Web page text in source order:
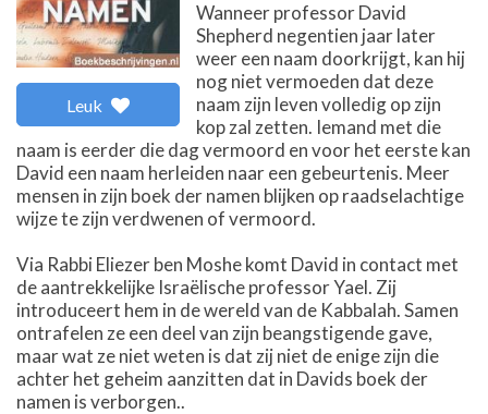
Leuk
Wanneer professor David
Shepherd negentien jaar later
weer een naam doorkrijgt, kan hij
nog niet vermoeden dat deze
naam zijn leven volledig op zijn
kop zal zetten. Iemand met die
naam is eerder die dag vermoord en voor het eerste kan
David een naam herleiden naar een gebeurtenis. Meer
mensen in zijn boek der namen blijken op raadselachtige
wijze te zijn verdwenen of vermoord.
Via Rabbi Eliezer ben Moshe komt David in contact met
de aantrekkelijke Israëlische professor Yael. Zij
introduceert hem in de wereld van de Kabbalah. Samen
ontrafelen ze een deel van zijn beangstigende gave,
maar wat ze niet weten is dat zij niet de enige zijn die
achter het geheim aanzitten dat in Davids boek der
namen is verborgen..